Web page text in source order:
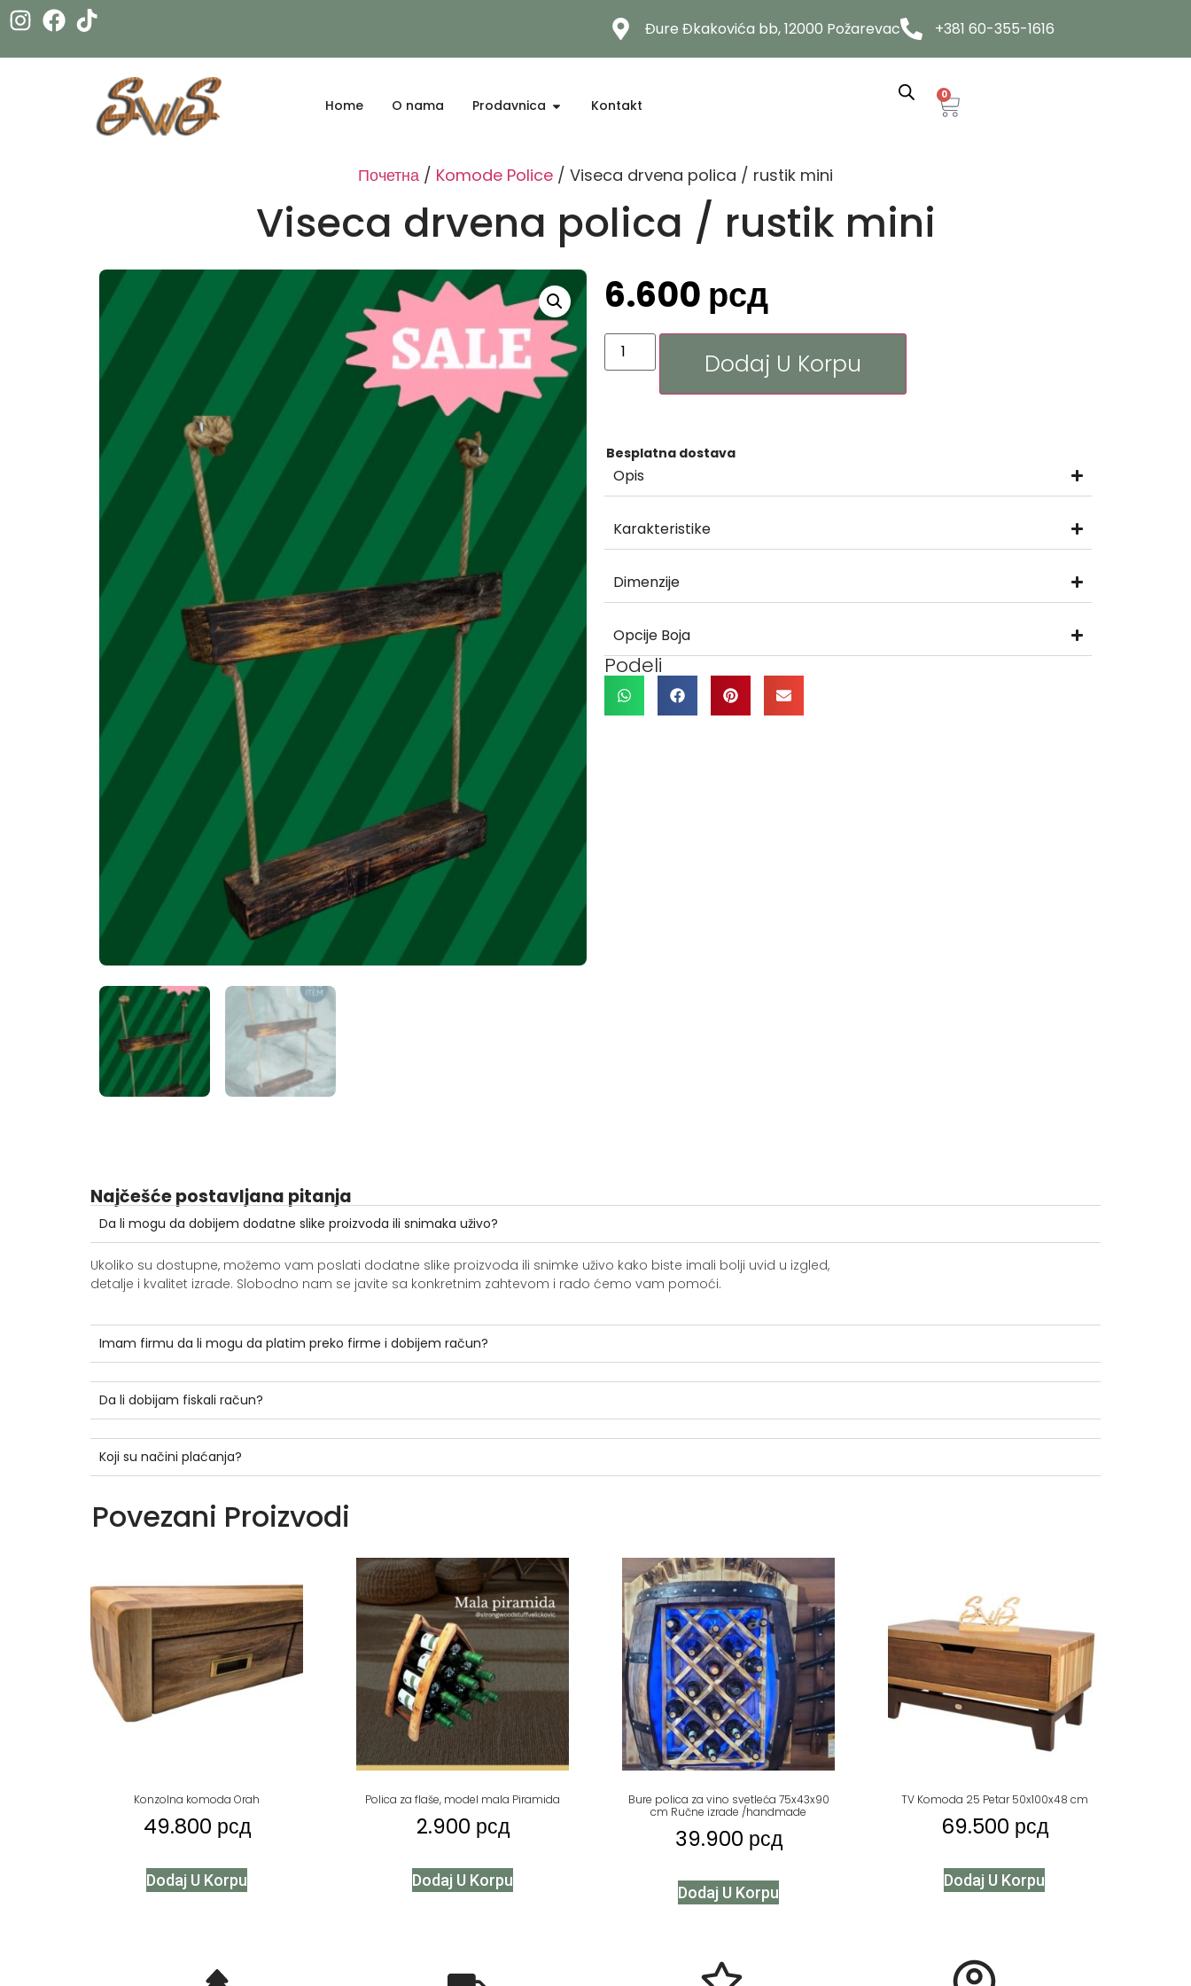
Đure Đkakovića bb, 12000 Požarevac +381 60-355-1616
Home O nama Prodavnica Kontakt
0
Почетна / Komode Police / Viseca drvena polica / rustik mini
Viseca drvena polica / rustik mini
6.600 рсд
Dodaj U Korpu
Besplatna dostava
Opis
Karakteristike
Dimenzije
Opcije Boja
Podeli
Najčešće postavljana pitanja
Da li mogu da dobijem dodatne slike proizvoda ili snimaka uživo?
Ukoliko su dostupne, možemo vam poslati dodatne slike proizvoda ili snimke uživo kako biste imali bolji uvid u izgled,
detalje i kvalitet izrade. Slobodno nam se javite sa konkretnim zahtevom i rado ćemo vam pomoći.
Imam firmu da li mogu da platim preko firme i dobijem račun?
Da li dobijam fiskali račun?
Koji su načini plaćanja?
Povezani Proizvodi
Konzolna komoda Orah
49.800 рсд
Dodaj U Korpu
Polica za flaše, model mala Piramida
2.900 рсд
Dodaj U Korpu
Bure polica za vino svetleća 75x43x90
cm Ručne izrade /handmade
39.900 рсд
Dodaj U Korpu
TV Komoda 25 Petar 50x100x48 cm
69.500 рсд
Dodaj U Korpu